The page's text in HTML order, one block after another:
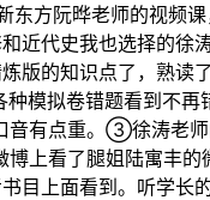
方阮晔老师的视频
近代史我也选择的
版的知识点了，熟读
模拟卷错题看到不
有点重。③徐涛老
上看了腿姐陆寓丰
上面看到。听学长